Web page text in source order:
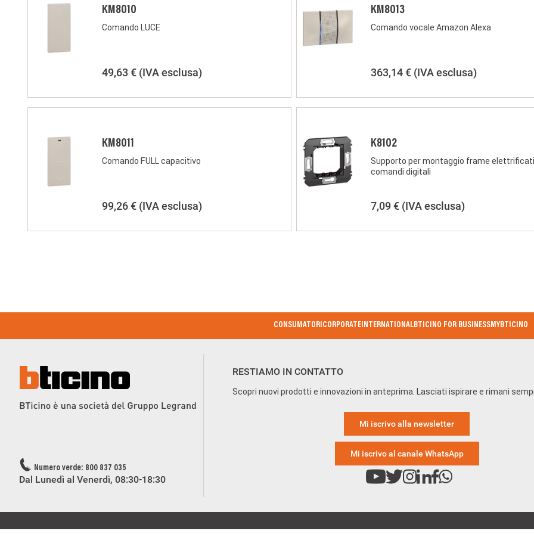
KM8010
Comando LUCE
49,63 € (IVA esclusa)
KM8013
Comando vocale Amazon Alexa
363,14 € (IVA esclusa)
KM8011
Comando FULL capacitivo
99,26 € (IVA esclusa)
K8102
Supporto per montaggio frame
comandi digitali
7,09 € (IVA esclusa)
CONSUMATORICORPORATEINTERNATIONALBTICINO FOR BUSINESSMYBTICINO
Numero verde: 800 837 035
Dal Lunedì al Venerdì, 08:30-18:30
RESTIAMO IN CONTATTO
Scopri nuovi prodotti e innovazioni in anteprima. Lasciati ispirare e rimani
Mi iscrivo alla newsletter
Mi iscrivo al canale WhatsApp